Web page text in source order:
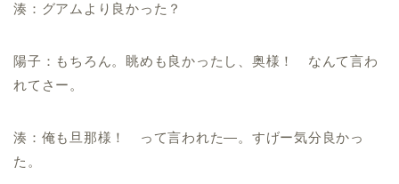
湊：グアムより良かった？
陽子：もちろん。眺めも良かったし、奥様！ なんて言わ
れてさー。
湊：俺も旦那様！ って言われた―。すげー気分良かっ
た。